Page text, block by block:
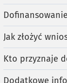
Jak złożyć
Kto przyznaje
Dodatkowe